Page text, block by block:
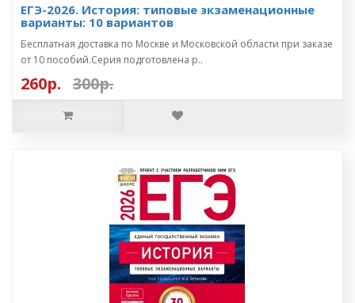
ЕГЭ-2026. История: типовые экзаменационные
варианты: 10 вариантов
Бесплатная доставка по Москве и Московской области при заказе
от 10 пособий.Серия подготовлена р..
260р. 300р.